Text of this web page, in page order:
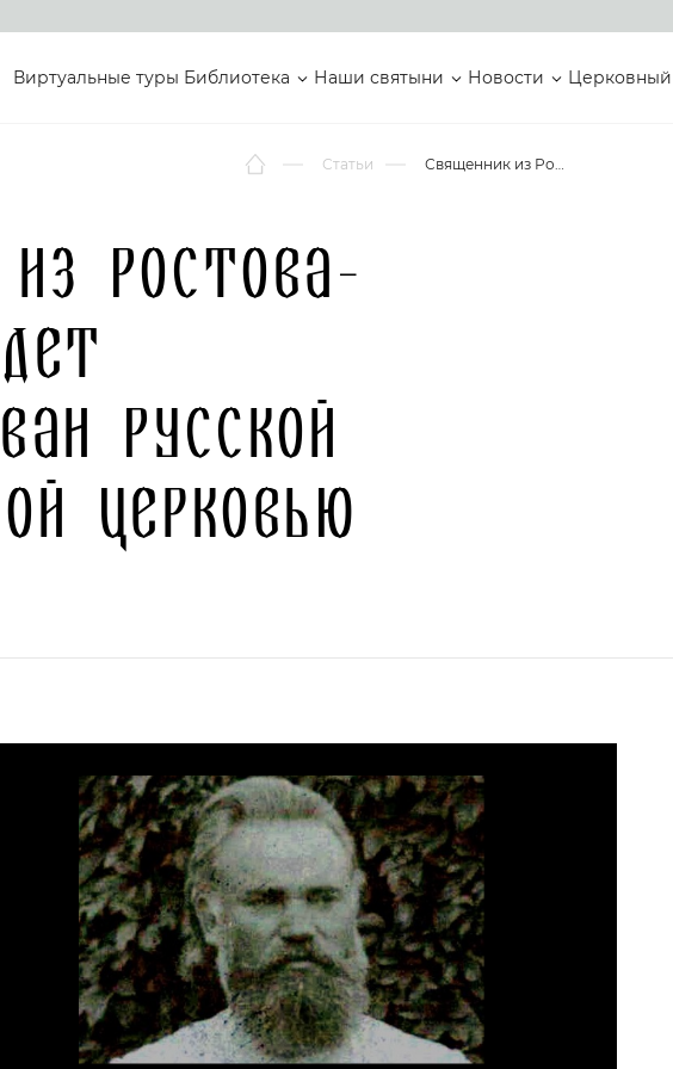
Виртуальные туры Библиотека Наши святыни Новости Церковный
Статьи Священник из Ростова-на-Дону будет канонизирован Русской Православной Церковью
Ростова-
Русской
Церковью